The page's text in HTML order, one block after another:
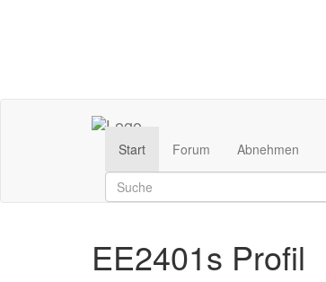
Start Forum Abnehmen
EE2401s Profil